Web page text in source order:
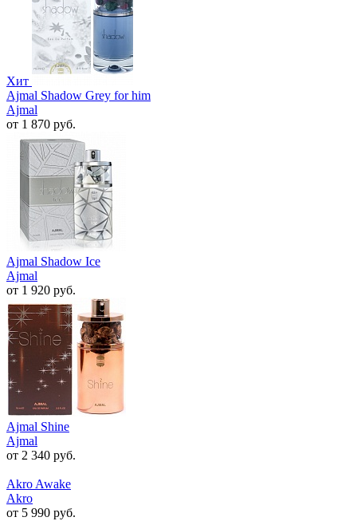
Хит
Ajmal Shadow Grey for him
Ajmal
от 1 870 руб.
Ajmal Shadow Ice
Ajmal
от 1 920 руб.
Ajmal Shine
Ajmal
от 2 340 руб.
Akro Awake
Akro
от 5 990 руб.